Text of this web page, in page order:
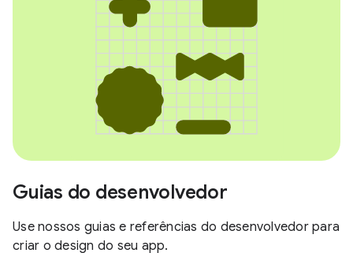
Guias do desenvolvedor
Use nossos guias e referências do desenvolvedor para
criar o design do seu app.